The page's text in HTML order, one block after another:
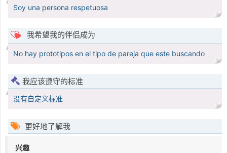
Soy una persona respetuosa
我希望我的伴侣成为
No hay prototipos en el tipo de pareja que este buscando
我应该遵守的标准
没有自定义标准
更好地了解我
兴趣